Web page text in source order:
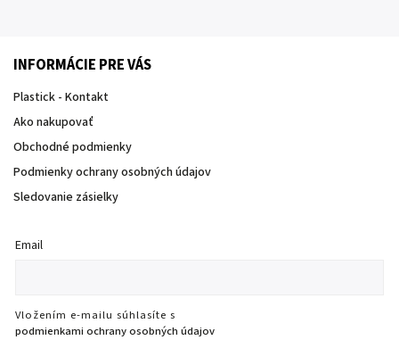
INFORMÁCIE PRE VÁS
Plastick - Kontakt
Ako nakupovať
Obchodné podmienky
Podmienky ochrany osobných údajov
Sledovanie zásielky
Email
Vložením e-mailu súhlasíte s
podmienkami ochrany osobných údajov